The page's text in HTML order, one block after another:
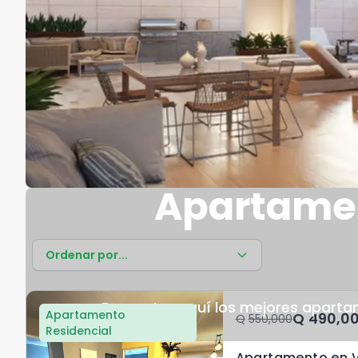
Encuentra aquí los mejores
Ordenar por...
Apartamento
Residencial
Q	550,000 Q